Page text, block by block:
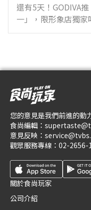
還有5天！GODIVA
一」，限形象店獨家
您的意見是我們前進的動
食尚編輯：
意見反映：
觀眾服務專線： 02-2656-
關於食尚玩家
公司介紹